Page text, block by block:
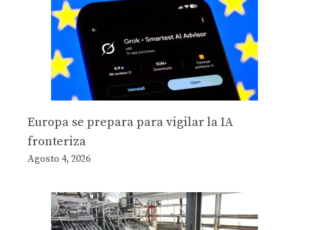
Europa se prepara para vigilar la IA
fronteriza
Agosto 4, 2026